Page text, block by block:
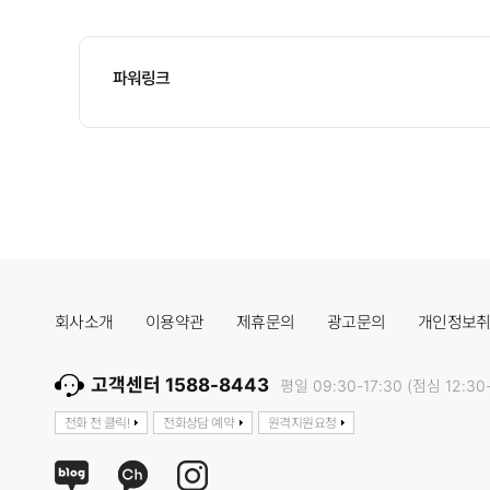
파워링크
회사소개 이용약관 제휴문의 광고문의 개인정보
고객센터 1588-8443 평일 09:30-17:30 (점심
전화 전 클릭! 전화상담 예약 원격지원요청